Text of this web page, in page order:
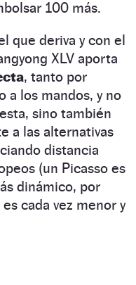
100 más.
que deriva y con el
XLV aporta
, tanto por
a los mandos, y no
sino también
a las alternativas
distancia
(un Picasso es
dinámico, por
cada vez menor y